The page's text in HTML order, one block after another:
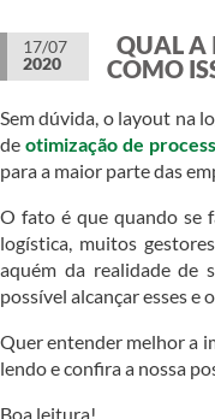
17/07
2020
QUAL A
COMO
Sem dúvida, o layout na
deotimização de
para a maior parte das
O fato é que quando se
logística, muitos
aquém da realidade de
possível alcançar esses e
Quer entender melhor a
lendo e confira a nossa
Boa leitura!